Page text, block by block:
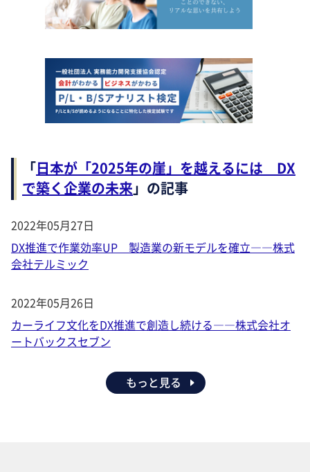
「日本が「2025年の崖」を越えるには DX
で築く企業の未来」の記事
2022年05月27日
DX推進で作業効率UP 製造業の新モデルを確立――株式
会社テルミック
2022年05月26日
カーライフ文化をDX推進で創造し続ける――株式会社オ
ートバックスセブン
もっと見る